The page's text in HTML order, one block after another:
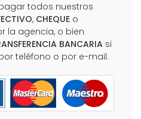
todos nuestros
, CHEQUE o
la agencia, o bien
BANCARIA si
teléfono o por e-mail.